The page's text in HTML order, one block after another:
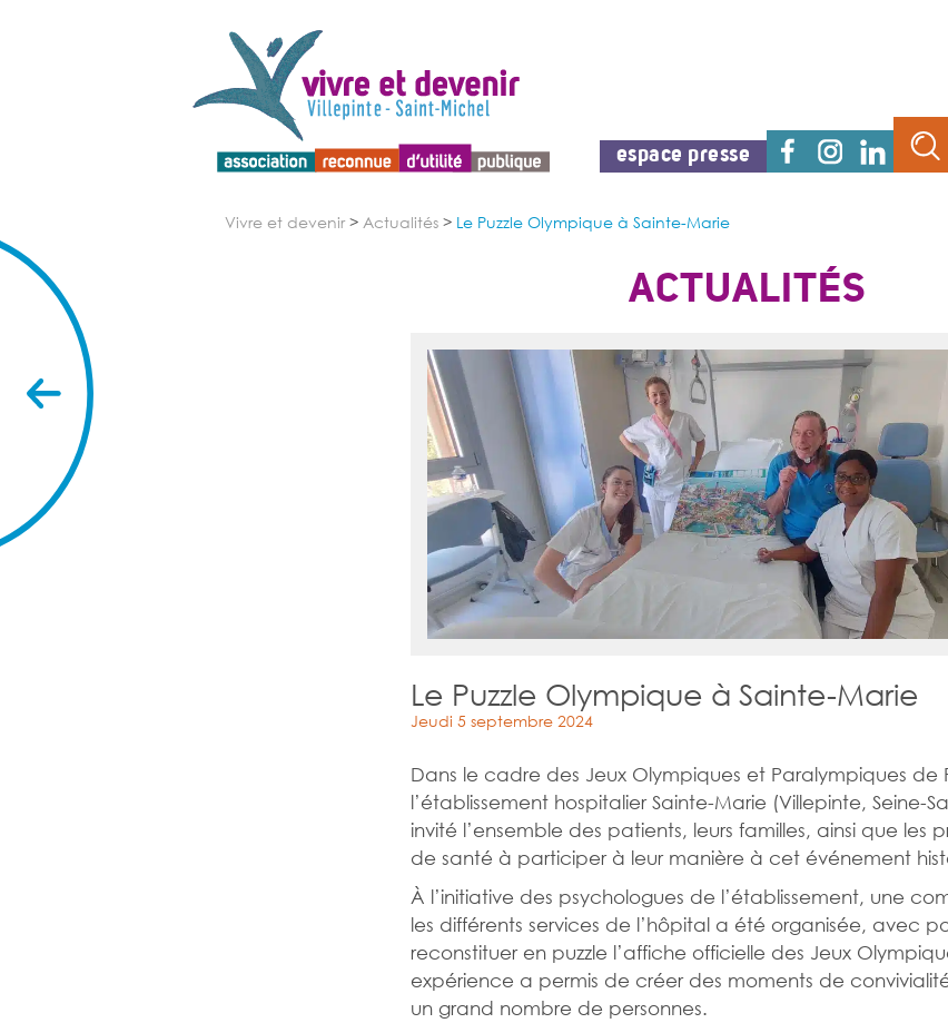
espace presse
Vivre et devenir > Actualités > Le Puzzle Olympique à Sainte-Marie
ACTUALITÉS
Le Puzzle Olympique à Sainte-Marie
Jeudi 5 septembre 2024
Dans le cadre des Jeux Olympiques et Paralympiques de
l’établissement hospitalier Sainte-Marie (Villepinte, Seine-
invité l’ensemble des patients, leurs familles, ainsi que les
de santé à participer à leur manière à cet événement
À l’initiative des psychologues de l’établissement, une
les différents services de l’hôpital a été organisée, avec
reconstituer en puzzle l’affiche officielle des Jeux
expérience a permis de créer des moments de
un grand nombre de personnes.